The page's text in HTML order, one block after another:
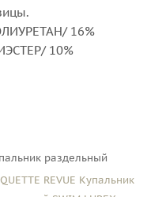
16%
10%
раздельный
REVUE Купальник